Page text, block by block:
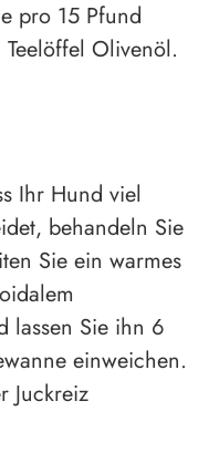
pro 15 Pfund
Olivenöl.
Ihr Hund viel
behandeln Sie
Sie ein warmes
lassen Sie ihn 6
einweichen.
Juckreiz